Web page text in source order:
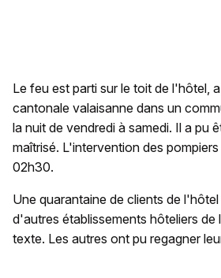
Le feu est parti sur le toit de l'hôtel,
cantonale valaisanne dans un
la nuit de vendredi à samedi. Il a pu
maîtrisé. L'intervention des
02h30.
Une quarantaine de clients de
d'autres établissements hôteliers de
texte. Les autres ont pu regagner